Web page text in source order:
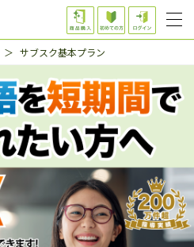
＞ サブスク基本プラン